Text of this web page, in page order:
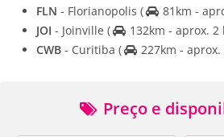
FLN - Florianopolis (
81km -
JOI - Joinville (
132km - aprox. 2
CWB - Curitiba ( 227km - aprox.
Preço e